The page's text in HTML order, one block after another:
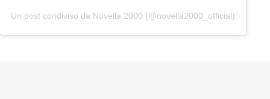
Un post condiviso da Novella 2000 (@novella2000_official)